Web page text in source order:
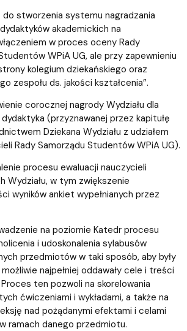
stworzenia systemu nagradzania
akademickich na
w proces oceny Rady
WPiA UG, ale przy zapewnieniu
kolegium dziekańskiego oraz
zespołu ds. jakości kształcenia”.
corocznej nagrody Wydziału dla
(przyznawanej przez kapitułę
Dziekana Wydziału z udziałem
Rady Samorządu Studentów WPiA UG).
procesu ewaluacji nauczycieli
Wydziału, w tym zwiększenie
wyników ankiet wypełnianych przez
na poziomie Katedr procesu
i udoskonalenia sylabusów
przedmiotów w taki sposób, aby były
najpełniej oddawały cele i treści
ten pozwoli na skorelowania
ćwiczeniami i wykładami, a także na
nad pożądanymi efektami i celami
ramach danego przedmiotu.